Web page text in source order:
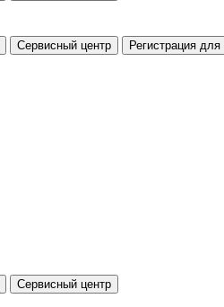
Сервисный центр
Сервисный центр